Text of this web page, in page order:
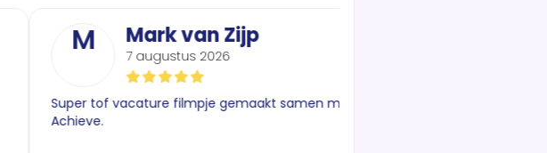
M Mark van Zijp
7 augustus 2026
Super tof vacature filmpje gemaakt samen met
Achieve.